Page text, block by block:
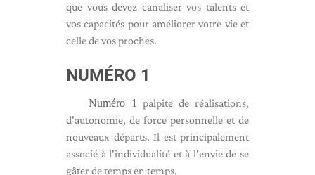
que vous devez canaliser vos talents et
vos capacités pour améliorer votre vie et
celle de vos proches.
NUMÉRO 1
Numéro 1
palpite de réalisations,
d'autonomie, de force personnelle et de
nouveaux départs. Il est principalement
associé à l'individualité et à l'envie de se
gâter de temps en temps.